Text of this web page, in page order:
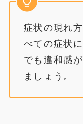
症状の現れ
べての症状
でも違和感
ましょう。